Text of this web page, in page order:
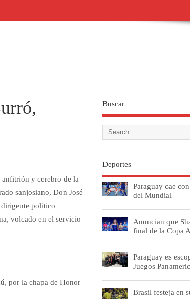
anfitrión y cerebro de la
sanjosiano, Don José
dirigente político
volcado en el servicio
por la chapa de Honor
Buscar
Deportes
Paraguay cae
del Mundial
Anuncian que
final de la Copa
Paraguay es
Juegos
Brasil festeja en